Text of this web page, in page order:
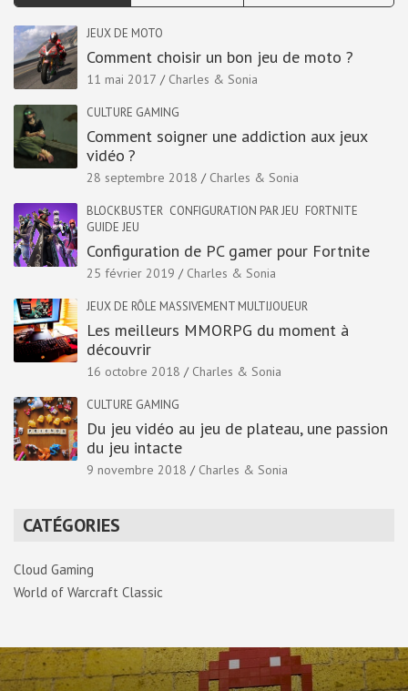
JEUX DE MOTO
Comment choisir un bon jeu de moto ?
11 mai 2017 Charles & Sonia
CULTURE GAMING
Comment soigner une addiction aux jeux
vidéo ?
28 septembre 2018 Charles & Sonia
BLOCKBUSTER CONFIGURATION PAR JEU FORTNITE
GUIDE JEU
Configuration de PC gamer pour Fortnite
25 février 2019 Charles & Sonia
JEUX DE RÔLE MASSIVEMENT MULTIJOUEUR
Les meilleurs MMORPG du moment à
découvrir
16 octobre 2018 Charles & Sonia
CULTURE GAMING
Du jeu vidéo au jeu de plateau, une passion
du jeu intacte
9 novembre 2018 Charles & Sonia
CATÉGORIES
Cloud Gaming
World of Warcraft Classic